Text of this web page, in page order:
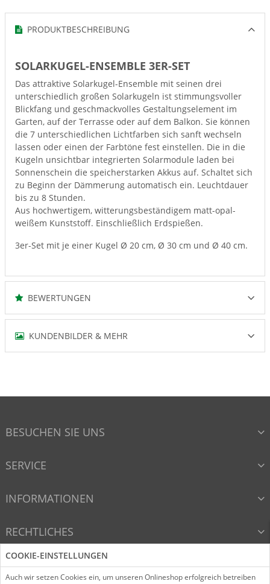
PRODUKTBESCHREIBUNG
SOLARKUGEL-ENSEMBLE 3ER-SET
Das attraktive Solarkugel-Ensemble mit seinen drei
unterschiedlich großen Solarkugeln ist stimmungsvoller
Blickfang und geschmackvolles Gestaltungselement im
Garten, auf der Terrasse oder auf dem Balkon. Sie können
die 7 unterschiedlichen Lichtfarben sich sanft wechseln
lassen oder einen der Farbtöne fest einstellen. Die in die
Kugeln unsichtbar integrierten Solarmodule laden bei
Sonnenschein die speicherstarken Akkus auf. Schaltet sich
zu Beginn der Dämmerung automatisch ein. Leuchtdauer
bis zu 8 Stunden.
Aus hochwertigem, witterungsbeständigem matt-opal-
weißem Kunststoff. Einschließlich Erdspießen.
3er-Set mit je einer Kugel Ø 20 cm, Ø 30 cm und Ø 40 cm.
BEWERTUNGEN
KUNDENBILDER & MEHR
BESUCHEN SIE UNS
SERVICE
INFORMATIONEN
RECHTLICHES
VERTRAG WIDERRUFEN
COOKIE-EINSTELLUNGEN
Auch wir setzen Cookies ein, um unseren Onlineshop erfolgreich betreiben